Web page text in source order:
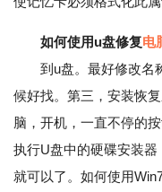
如何使用u盘修复电
到u盘。最好修改名称
候好找。第三，安装恢
脑，开机，一直不停的
执行U盘中的硬碟安装器
就可以了。如何使用